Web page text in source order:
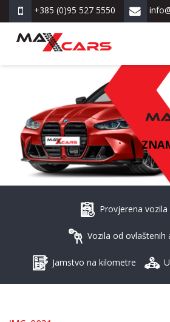
+385 (0)95 527 5550
Provjerena vozila
Vozila od ovlaštenih
Jamstvo na kilometre